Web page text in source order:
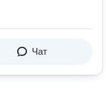
Чат